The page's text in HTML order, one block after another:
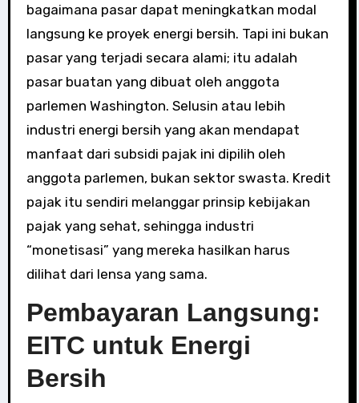
bagaimana pasar dapat meningkatkan modal
langsung ke proyek energi bersih. Tapi ini bukan
pasar yang terjadi secara alami; itu adalah
pasar buatan yang dibuat oleh anggota
parlemen Washington. Selusin atau lebih
industri energi bersih yang akan mendapat
manfaat dari subsidi pajak ini dipilih oleh
anggota parlemen, bukan sektor swasta. Kredit
pajak itu sendiri melanggar prinsip kebijakan
pajak yang sehat, sehingga industri
“monetisasi” yang mereka hasilkan harus
dilihat dari lensa yang sama.
Pembayaran Langsung:
EITC untuk Energi
Bersih